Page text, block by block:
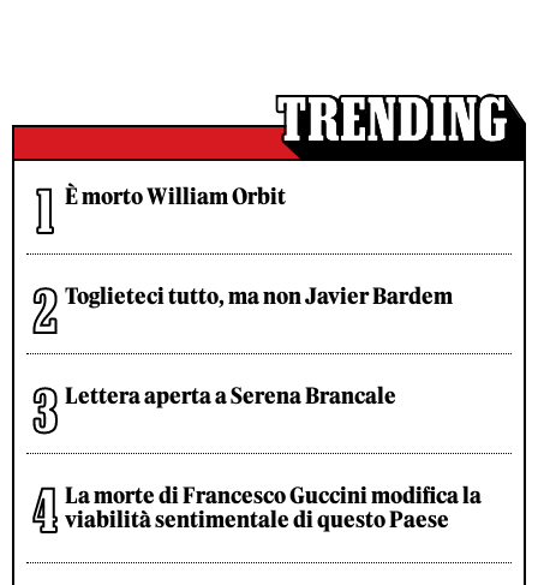
È morto William Orbit
Toglieteci tutto, ma non Javier Bardem
Lettera aperta a Serena Brancale
La morte di Francesco Guccini modifica la
viabilità sentimentale di questo Paese